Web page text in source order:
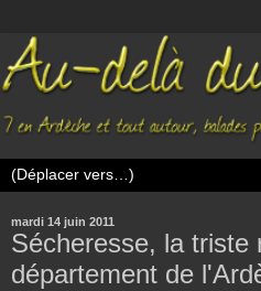
mardi 14 juin 2011
Sécheresse, la triste
département de